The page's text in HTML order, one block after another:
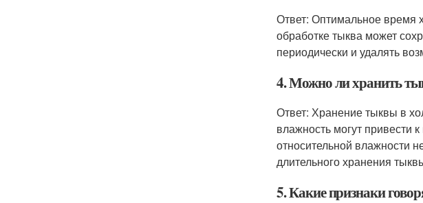
Ответ: Оптимальное время
обработке тыква может
периодически и удалять
4. Можно ли хранить
Ответ: Хранение тыквы в
влажность могут привести
относительной влажности
длительного хранения
5. Какие признаки